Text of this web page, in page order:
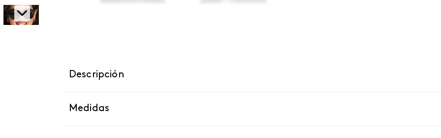
Descripción
Medidas